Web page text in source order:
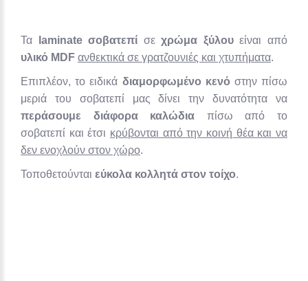
Τα laminate σοβατεπί σεχρώμα ξύλουείναι από
υλικό MDF ανθεκτικά σε γρατζουνιές και χτυπήματα.
Επιπλέον, το ειδικά διαμορφωμένο κενό στην πίσω
μεριά του σοβατεπί μας δίνει την δυνατότητα να
περάσουμε διάφορα καλώδια πίσω από το
σοβατεπί και έτσι κρύβονται από την κοινή θέα και να
δεν ενοχλούν στον χώρο.
Τοποθετούνται εύκολα κολλητά στον τοίχο.